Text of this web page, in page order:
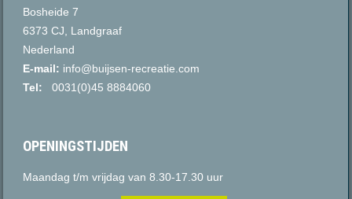
Bosheide 7
6373 CJ, Landgraaf
Nederland
E-mail: info@buijsen-recreatie.com
Tel:
0031(0)45 8884060
OPENINGSTIJDEN
Maandag t/m vrijdag van 8.30-17.30 uur